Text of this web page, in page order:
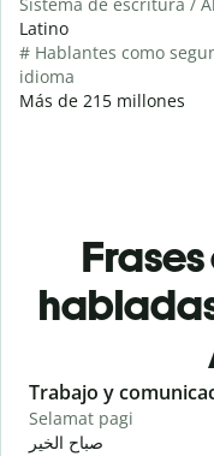
Latino
# Hablantes como
idioma
Más de 215 millones
Slide 1 of 6
Trabajo y
Selamat pagi
صباح الخير